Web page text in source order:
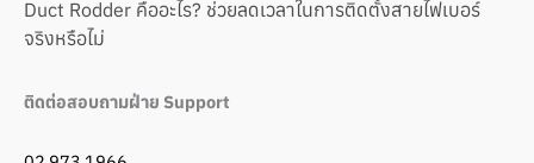
Duct Rodder คืออะไร? ช่วยลดเวลาในการติดตั้งสายไฟเบอร์
จริงหรือไม่
ติดต่อสอบถามฝ่าย Support